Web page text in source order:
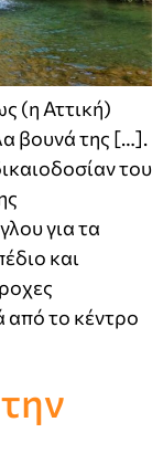
(η Αττική)
βουνά της […].
του
για τα
και
από το κέντρο